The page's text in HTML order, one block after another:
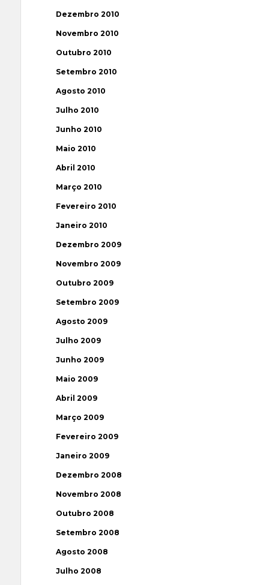
Dezembro 2010
Novembro 2010
Outubro 2010
Setembro 2010
Agosto 2010
Julho 2010
Junho 2010
Maio 2010
Abril 2010
Março 2010
Fevereiro 2010
Janeiro 2010
Dezembro 2009
Novembro 2009
Outubro 2009
Setembro 2009
Agosto 2009
Julho 2009
Junho 2009
Maio 2009
Abril 2009
Março 2009
Fevereiro 2009
Janeiro 2009
Dezembro 2008
Novembro 2008
Outubro 2008
Setembro 2008
Agosto 2008
Julho 2008